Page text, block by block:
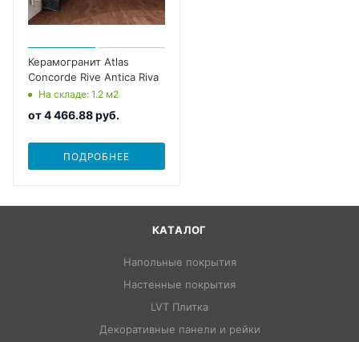
Керамогранит Atlas
Concorde Rive Antica Riva
На складе: 1.2 м2
от4 466.88 руб.
ПОДРОБНЕЕ
КАТАЛОГ
Напольные покрытия
Настенные покрытия
LVT Плитка
Декоративные панели и рейки